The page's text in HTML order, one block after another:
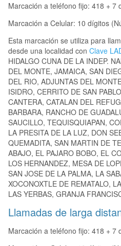
Marcación a teléfono fijo: 418 + 7
Marcación a Celular: 10 dígitos
Esta marcación se utiliza para
desde una localidad con Clave
HIDALGO CUNA DE LA INDEP.
DEL MONTE, JAMAICA, SAN
DEL RIO, ADJUNTAS DEL
ISIDRO, CERRITO DE SAN
CANTERA, CATALAN DEL
BARBARA, RANCHO DE
SAUCILLO, TEQUISQUIAPAN,
LA PRESITA DE LA LUZ, DON
QUEMADITA, SAN MARTIN DE
ABAJO, EL PAJARO BOBO, EL
LOS HERNANDEZ, MESA DE
SAN JOSE DE LA PALMA, LA
XOCONOXTLE DE REMATALO,
LAS YERBAS, GRANJA
Llamadas de larga
Marcación a teléfono fijo: 418 + 7